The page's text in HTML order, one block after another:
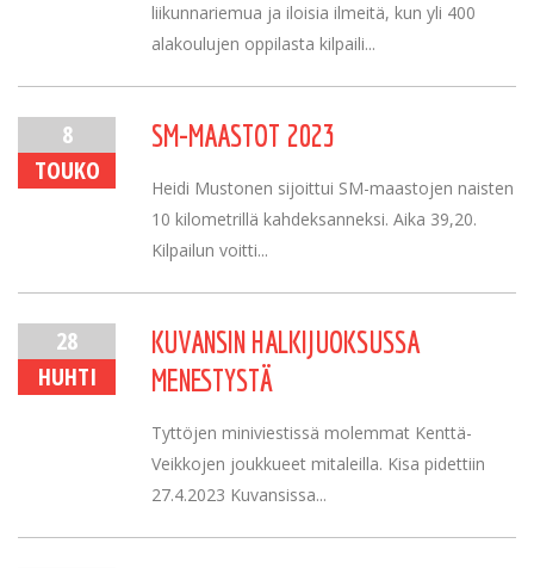
liikunnariemua ja iloisia ilmeitä, kun yli 400
alakoulujen oppilasta kilpaili...
8
TOUKO
SM-MAASTOT 2023
Heidi Mustonen sijoittui SM-maastojen naisten
10 kilometrillä kahdeksanneksi. Aika 39,20.
Kilpailun voitti...
28
HUHTI
KUVANSIN HALKIJUOKSUSSA
MENESTYSTÄ
Tyttöjen miniviestissä molemmat Kenttä-
Veikkojen joukkueet mitaleilla. Kisa pidettiin
27.4.2023 Kuvansissa...